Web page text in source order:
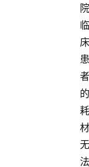
院
临
床
患
者
的
耗
材
无
法